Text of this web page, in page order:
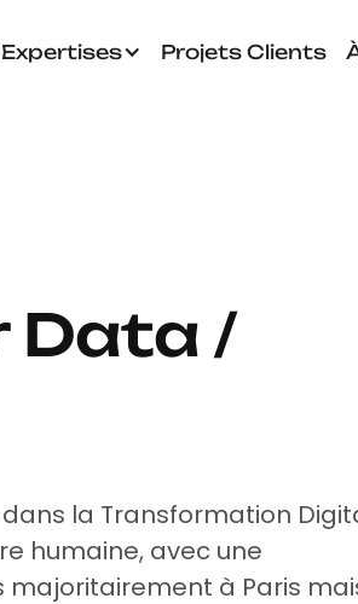
Expertises Projets Clients
Data /
la Transformation
humaine, avec une
à Paris